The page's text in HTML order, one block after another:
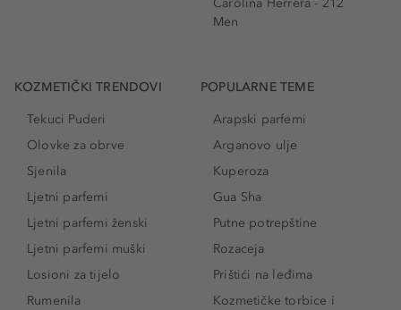
Carolina Herrera - 212
Men
KOZMETIČKI TRENDOVI
Tekuci Puderi
Olovke za obrve
Sjenila
Ljetni parfemi
Ljetni parfemi ženski
Ljetni parfemi muški
Losioni za tijelo
Rumenila
POPULARNE TEME
Arapski parfemi
Arganovo ulje
Kuperoza
Gua Sha
Putne potrepštine
Rozaceja
Prištići na leđima
Kozmetičke torbice i